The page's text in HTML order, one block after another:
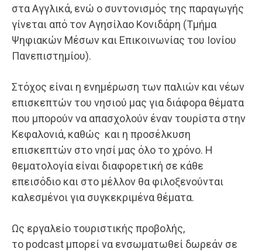
στα Αγγλικά, ενώ ο συντονισμός της παραγωγής
γίνεται από τον Αγησίλαο Κονιδάρη (Τμήμα
Ψηφιακών Μέσων και Επικοινωνίας του Ιονίου
Πανεπιστημίου).
Στόχος είναι η ενημέρωση των παλιών και νέων
επισκεπτών του νησιού μας για διάφορα θέματα
που μπορούν να απασχολούν έναν τουρίστα στην
Κεφαλονιά, καθώς και η προσέλκυση
επισκεπτών στο νησί μας όλο το χρόνο. Η
θεματολογία είναι διαφορετική σε κάθε
επεισόδιο και στο μέλλον θα φιλοξενούνται
καλεσμένοι για συγκεκριμένα θέματα.
Ως εργαλείο τουριστικής προβολής,
το podcast μπορεί να ενσωματωθεί δωρεάν σε